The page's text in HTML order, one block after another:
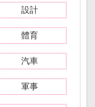
設計
體育
汽車
軍事